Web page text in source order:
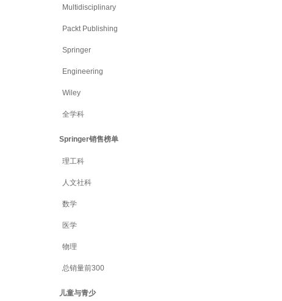
Multidisciplinary
Packt Publishing
Springer
Engineering
Wiley
全学科
Springer销售榜单
理工科
人文社科
数学
医学
物理
总销量前300
儿童与青少